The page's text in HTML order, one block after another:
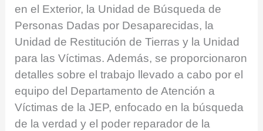
en el Exterior, la Unidad de Búsqueda de
Personas Dadas por Desaparecidas, la
Unidad de Restitución de Tierras y la Unidad
para las Víctimas. Además, se proporcionaron
detalles sobre el trabajo llevado a cabo por el
equipo del Departamento de Atención a
Víctimas de la JEP, enfocado en la búsqueda
de la verdad y el poder reparador de la